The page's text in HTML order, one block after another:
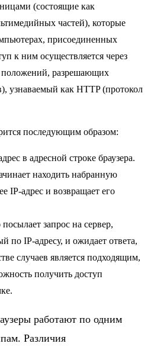
(состоящие как
частей), которые
присоединенных
к ним осуществляется через
положений, разрешающих
узнаваемый как HTTP (протокол
последующим образом:
в адресной строке браузера.
находить набранную
IP-адрес и возвращает его
запрос на сервер,
по IP-адресу, и ожидает ответа,
случаев является подходящим,
получить доступ
работают по одним
Различия